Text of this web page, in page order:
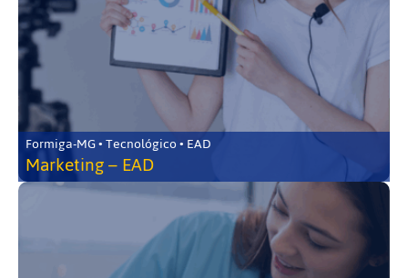
Formiga-MG • Tecnológico • EAD
Marketing – EAD